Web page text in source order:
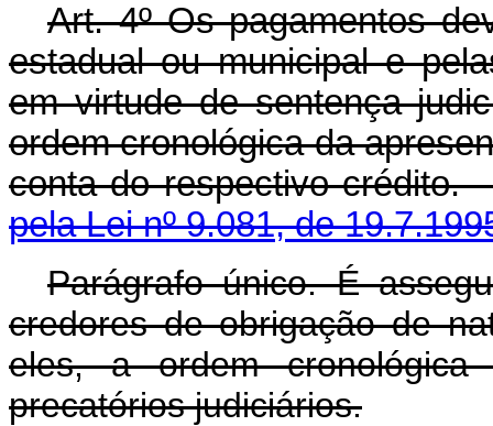
Art. 4º Os pagamentos
estadual ou municipal e
em virtude de sentença
ordem cronológica da
conta do respectivo
pela Lei nº 9.081, de
Parágrafo único. É
credores de obrigação de
eles, a ordem cronológica
precatórios judiciários.